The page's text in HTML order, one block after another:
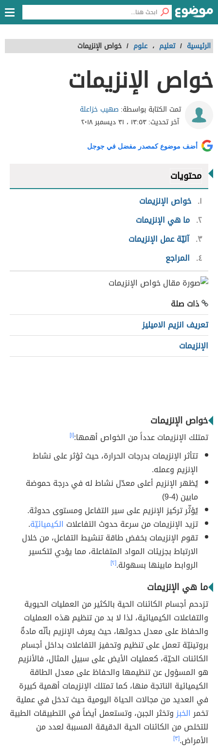
الرئيسية / تعليم ، علوم / خواص الإنزيمات
خواص الإنزيمات
تمت الكتابة بواسطة: صهيب خزاعلة
آخر تحديث:١٣:٥٣ ، ٣١ ديسمبر ٢٠١٨
أضف موضوع كمصدر مفضل في جوجل
محتويات
١ خواص الإنزيمات
٢ ما هي الإنزيمات
٣ آليّة عمل الإنزيمات
٤
المراجع
ذات صلة
تعريف انزيم الاميليز
الإنزيمات
خواص الإنزيمات
تمتلك الإنزيمات عدداً من الخواص أهمها:[١]
تتأثر الإنزيمات بدرجات الحرارة، حيث ثؤثر على نشاط
الإنزيم وعمله.
يُظهر الإنزيم أعلى معدّل نشاط له في درجة حموضة
مابين (4-9)
يُؤثّر تركيز الإنزيم على سير التفاعل ومستوى حدوثة.
تزيد الإنزيمات من سرعة حدوث التفاعلات الكيميائيّة.
تقوم الإنزيمات بخفض طاقة تنشيط التفاعل، من خلال
الارتباط بجزيئات المواد المتفاعلة، مما يؤدي لتكسير
الروابط مابينها بسهولة.[٢]
ما هي الإنزيمات
تزدحم أجسام الكائنات الحية بالكثير من العمليات الحيوية
والتفاعلات الكيميائية، لذا لا بد من تنظيم هذه العمليات
والحفاظ على معدل حدوثها، حيث يعرف الإنزيم بأنّه مادةٌ
بروتينيّة تعمل على تنظيم وتحفيز التفاعلات بداخل أجسام
الكائنات الحيّة، كعمليات الأيض على سبيل المثال، فالأنزيم
هو المسؤول عن تنظيمها والحفاظ على معدل الطاقة
الكيميائية الناتجة منها، كما تمتلك الإنزيمات أهمية كبيرة
في العديد من مجالات الحياة اليومية حيث تدخل في عملية
تخمرالخبزوتخثر الجبن، وتستعمل أيضاً في التطبيقات الطبية
للتخلص من الكائنات الحية الدقيقة المسببة لعدد من
الأمراض.[٣]